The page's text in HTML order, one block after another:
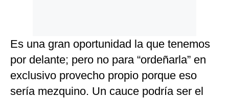
Es una gran oportunidad la que tenemos
por delante; pero no para “ordeñarla” en
exclusivo provecho propio porque eso
sería mezquino. Un cauce podría ser el